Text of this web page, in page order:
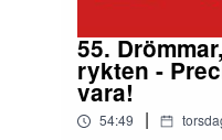
55.
rykten -
vara!
54:49 |